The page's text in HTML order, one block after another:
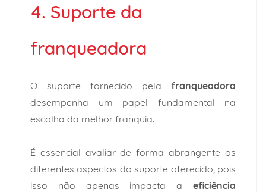
4. Suporte da
franqueadora
O suporte fornecido pela franqueadora
desempenha um papel fundamental na
escolha da melhor franquia.
É essencial avaliar de forma abrangente os
diferentes aspectos do suporte oferecido, pois
isso não apenas impacta a eficiência